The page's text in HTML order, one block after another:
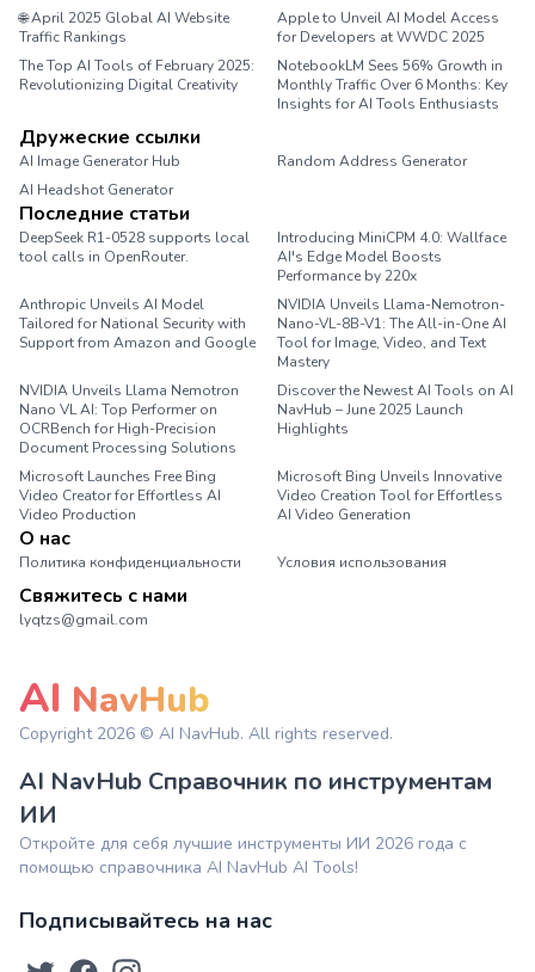
🌐 April 2025 Global AI Website
Traffic Rankings
Apple to Unveil AI Model Access
for Developers at WWDC 2025
The Top AI Tools of February 2025:
Revolutionizing Digital Creativity
NotebookLM Sees 56% Growth in
Monthly Traffic Over 6 Months: Key
Insights for AI Tools Enthusiasts
Дружеские ссылки
AI Image Generator Hub
Random Address Generator
AI Headshot Generator
Последние статьи
DeepSeek R1-0528 supports local
tool calls in OpenRouter.
Introducing MiniCPM 4.0: Wallface
AI's Edge Model Boosts
Performance by 220x
Anthropic Unveils AI Model
Tailored for National Security with
Support from Amazon and Google
NVIDIA Unveils Llama-Nemotron-
Nano-VL-8B-V1: The All-in-One AI
Tool for Image, Video, and Text
Mastery
NVIDIA Unveils Llama Nemotron
Nano VL AI: Top Performer on
OCRBench for High-Precision
Document Processing Solutions
Discover the Newest AI Tools on AI
NavHub – June 2025 Launch
Highlights
Microsoft Launches Free Bing
Video Creator for Effortless AI
Video Production
Microsoft Bing Unveils Innovative
Video Creation Tool for Effortless
AI Video Generation
О нас
Политика конфиденциальности Условия использования
Свяжитесь с нами
lyqtzs@gmail.com
AI NavHub
Copyright 2026 © AI NavHub. All rights reserved.
AI NavHub Справочник по инструментам
ИИ
Откройте для себя лучшие инструменты ИИ 2026 года с
помощью справочника AI NavHub AI Tools!
Подписывайтесь на нас